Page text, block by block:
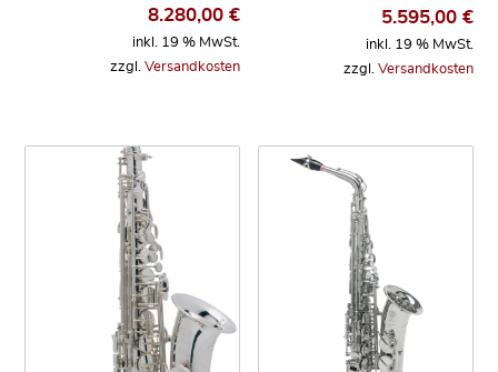
8.280,00 €
inkl. 19 % MwSt.
zzgl. Versandkosten
5.595,00 €
inkl. 19 % MwSt.
zzgl. Versandkosten